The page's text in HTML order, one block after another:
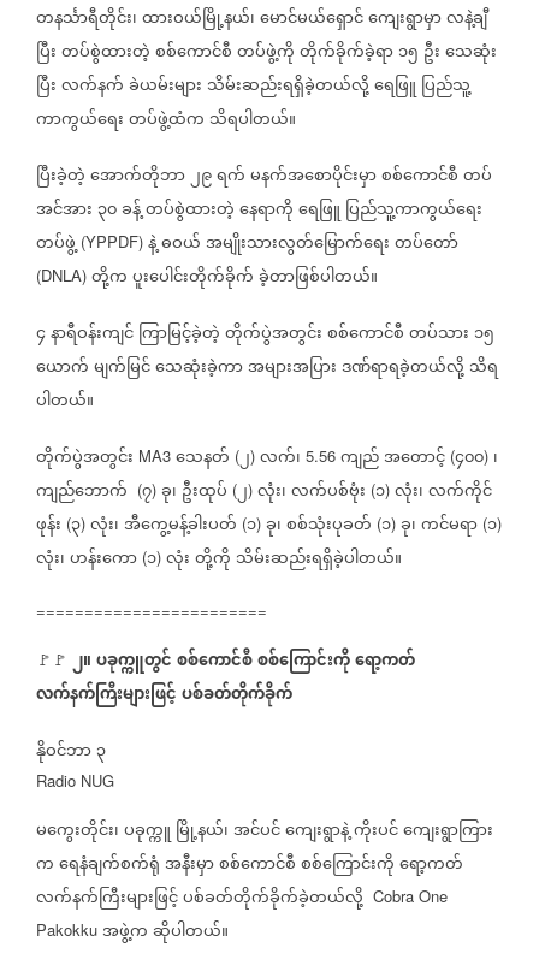
တနင်္သာရီတိုင်း၊ထားဝယ်မြို့နယ်၊မောင်မယ်ရှောင်ကျေးရွာမှာလနဲ့ချီ
ပြီးတပ်စွဲထားတဲ့စစ်ကောင်စီတပ်ဖွဲ့ကိုတိုက်ခိုက်ခဲ့ရာ၁၅ ဦးသေဆုံး
ပြီးလက်နက်ခဲယမ်းများ သိမ်းဆည်းရရှိခဲ့တယ်လို့ရေဖြူ ပြည်သူ့
ကာကွယ်ရေးတပ်ဖွဲ့ထံက သိရပါတယ်။
ပြီးခဲ့တဲ့အောက်တိုဘာ၂၉ရက်မနက်အစောပိုင်းမှာစစ်ကောင်စီတပ်
အင်အား ၃၀ခန့်တပ်စွဲထားတဲ့နေရာကိုရေဖြူ ပြည်သူ့ကာကွယ်ရေး
တပ်ဖွဲ့ (YPPDF) နဲ့ဓဝယ်အမျိုးသားလွတ်မြောက်ရေးတပ်တော်
(DNLA) တို့ကပူးပေါင်းတိုက်ခိုက်ခဲ့တာဖြစ်ပါတယ်။
၄နာရီဝန်းကျင်ကြာမြင့်ခဲ့တဲ့တိုက်ပွဲအတွင်းစစ်ကောင်စီတပ်သား ၁၅
ယောက်မျက်မြင်သေဆုံးခဲ့ကာအများအပြားဒဏ်ရာရခဲ့တယ်လို့သိရ
ပါတယ်။
တိုက်ပွဲအတွင်း MA3 သေနတ် (၂) လက်၊ 5.56 ကျည်အတောင့် (၄၀၀) ၊
ကျည်ဘောက် (၇) ခု၊ ဦးထုပ် (၂) လုံး၊လက်ပစ်ဗုံး (၁) လုံး၊လက်ကိုင်
ဖုန်း (၃) လုံး၊အီကွေ့မန့်ခါးပတ် (၁) ခု၊စစ်သုံးပုခတ် (၁) ခု၊ကင်မရာ (၁)
လုံး၊ဟန်းကော (၁) လုံးတို့ကို သိမ်းဆည်းရရှိခဲ့ပါတယ်။
========================
🚩🚩 ၂။ပခုက္ကူတွင်စစ်ကောင်စီစစ်ကြောင်းကိုရော့ကတ်
လက်နက်ကြီးများဖြင့်ပစ်ခတ်တိုက်ခိုက်
နိုဝင်ဘာ၃
Radio NUG
မကွေးတိုင်း၊ပခုက္ကူ မြို့နယ်၊အင်ပင်ကျေးရွာနဲ့ကိုးပင်ကျေးရွာကြား
ကရေနံချက်စက်ရုံအနီးမှာစစ်ကောင်စီစစ်ကြောင်းကိုရော့ကတ်
လက်နက်ကြီးများဖြင့်ပစ်ခတ်တိုက်ခိုက်ခဲ့တယ်လို့ Cobra One
Pakokku အဖွဲ့ကဆိုပါတယ်။